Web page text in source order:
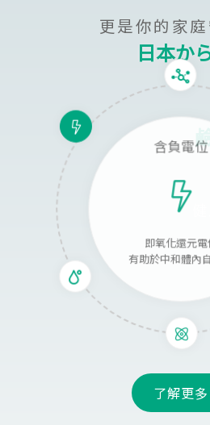
日本か
更是你的家
含負電位
即氧化還元電
有助於中和體內
了解更多